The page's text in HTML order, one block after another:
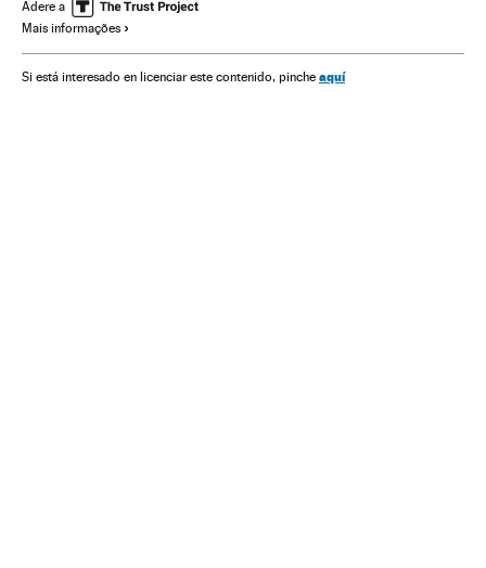
América Latina
Problemas sociais Sociedade
Adere a
Mais informações
Si está interesado en licenciar este contenido, pinche aquí